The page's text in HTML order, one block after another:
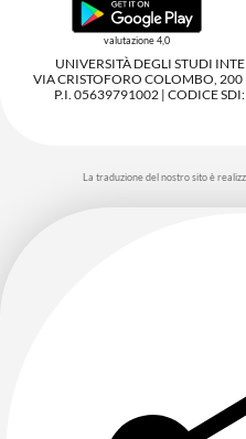
valutazione 4,0
UNIVERSITÀ DEGLI STUDI
VIA CRISTOFORO COLOMBO,
P.I. 05639791002 | CODICE
La traduzione del nostro sito è